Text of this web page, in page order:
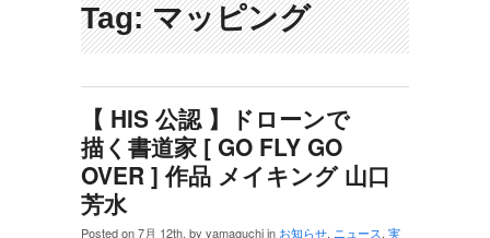
Tag: マッピング
【 HIS 公認 】ドローンで
描く書道家 [ GO FLY GO
OVER ] 作品 メイキング 山口
芳水
Posted on 7月 12th, by yamaguchi in お知らせ, ニュース, 実